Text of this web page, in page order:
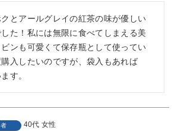
とアールグレイの紅茶の味が優しい
た！私には無限に食べてしまえる美
ンも可愛くて保存瓶として使ってい
入したいのですが、袋入もあれば
す。
40代 女性